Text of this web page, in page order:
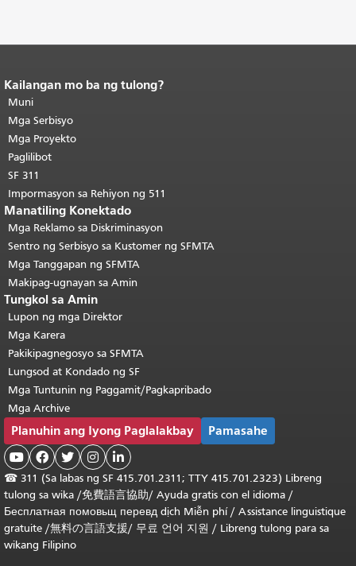
Katapusan ng nilalaman ng
pahina.
pahinang ito ay nauulit sa bawat
pahina.Bumalik sa tuktok ng
pangunahing nilalaman
Kailangan mo ba ng tulong?
Muni
Mga Serbisyo
Mga Proyekto
Paglilibot
SF 311
Impormasyon sa Rehiyon ng 511
Manatiling Konektado
Mga Reklamo sa Diskriminasyon
Sentro ng Serbisyo sa Kustomer ng SFMTA
Mga Tanggapan ng SFMTA
Makipag-ugnayan sa Amin
Tungkol sa Amin
Lupon ng mga Direktor
Mga Karera
Pakikipagnegosyo sa SFMTA
Lungsod at Kondado ng SF
Mga Tuntunin ng Paggamit/Pagkapribado
Mga Archive
Planuhin ang Iyong Paglalakbay Pamasahe
    
☎ 311 (Sa labas ng SF 415.701.2311; TTY 415.701.2323) Libreng
tulong sa wika /免費語言協助/ Ayuda gratis con el idioma /
Бесплатная помовьщ перевд dịch Miễn phí/ Assistance linguistique
gratuite /無料の言語支援/ 무료 언어 지원 / Libreng tulong para sa
wikang Filipino